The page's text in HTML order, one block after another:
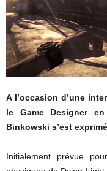
A l’occasion d’une
le Game Designer
Binkowski s’est
Initialement prévue